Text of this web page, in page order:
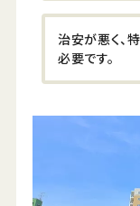
治安が悪く、
必要です。